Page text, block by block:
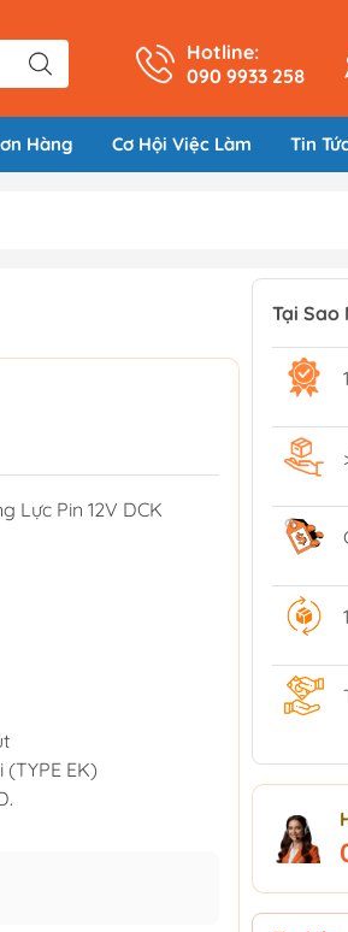
Hotline:
090 9933 258
Hàng Cơ Hội Việc Làm Tin
Lực Pin 12V DCK
(TYPE EK)
Tại Sao